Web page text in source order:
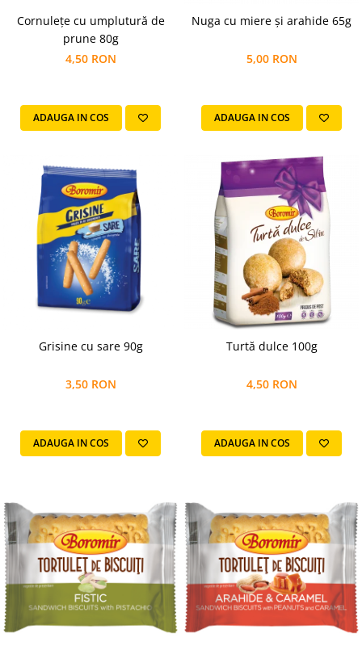
Turta dulce cu nuci
Turta dulce de Sibiu
Croissant Duofino
Boromele
Cornulete fragede
Pasca
Pasca Fresh
Paine
Chifle
Snack-uri sărate
Covrigi de Buzau
Grisine
Faina
Arpacas si pesmet
Malai
Produse congelate
Cornulețe cu umplutură de
prune 80g
4,50 RON
ADAUGA IN COS
Nuga cu miere și arahide 65g
5,00 RON
ADAUGA IN COS
Grisine cu sare 90g
3,50 RON
ADAUGA IN COS
Turtă dulce 100g
4,50 RON
ADAUGA IN COS